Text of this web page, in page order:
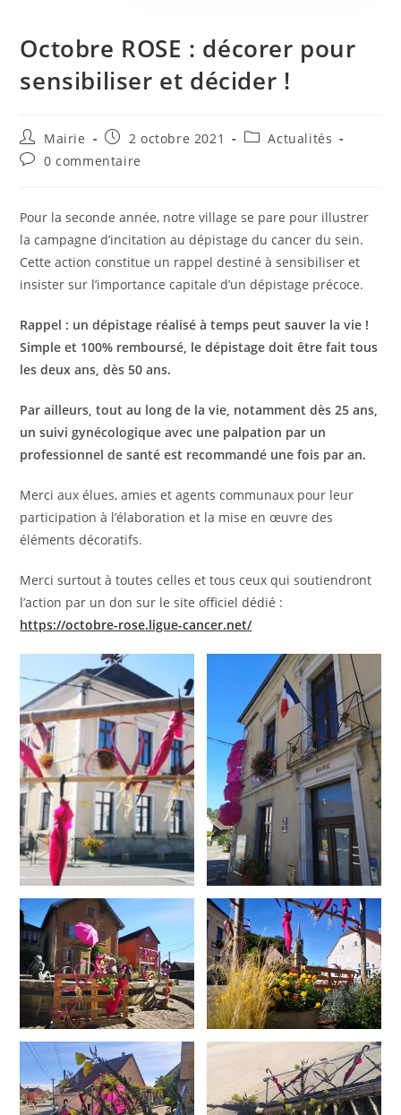
Octobre ROSE : décorer pour
sensibiliser et décider !
Auteur/autrice
de
la
Mairie
Publication
publiée :
2 octobre 2021
PostActualités
Commentaires
publication :
0 commentaire
Pour la seconde année, notre village se pare pour illustrer
la campagne d’incitation au dépistage du cancer du sein.
Cette action constitue un rappel destiné à sensibiliser et
insister sur l’importance capitale d’un dépistage précoce.
Rappel : un dépistage réalisé à temps peut sauver la vie !
Simple et 100% remboursé, le dépistage doit être fait tous
les deux ans, dès 50 ans.
Par ailleurs, tout au long de la vie, notamment dès 25 ans,
un suivi gynécologique avec une palpation par un
professionnel de santé est recommandé une fois par an.
Merci aux élues, amies et agents communaux pour leur
participation à l’élaboration et la mise en œuvre des
éléments décoratifs.
Merci surtout à toutes celles et tous ceux qui soutiendront
l’action par un don sur le site officiel dédié :
https://octobre-rose.ligue-cancer.net/